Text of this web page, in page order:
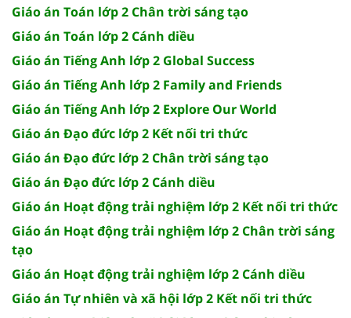
Giáo án Toán lớp 2 Chân trời sáng tạo
Giáo án Toán lớp 2 Cánh diều
Giáo án Tiếng Anh lớp 2 Global Success
Giáo án Tiếng Anh lớp 2 Family and Friends
Giáo án Tiếng Anh lớp 2 Explore Our World
Giáo án Đạo đức lớp 2 Kết nối tri thức
Giáo án Đạo đức lớp 2 Chân trời sáng tạo
Giáo án Đạo đức lớp 2 Cánh diều
Giáo án Hoạt động trải nghiệm lớp 2 Kết nối tri thức
Giáo án Hoạt động trải nghiệm lớp 2 Chân trời sáng
tạo
Giáo án Hoạt động trải nghiệm lớp 2 Cánh diều
Giáo án Tự nhiên và xã hội lớp 2 Kết nối tri thức